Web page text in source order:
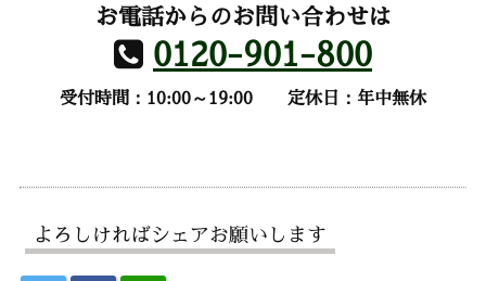
お電話からのお問い合わせは
0120-901-800
受付時間：10:00～19:00 定休日：年中無休
よろしければシェアお願いします